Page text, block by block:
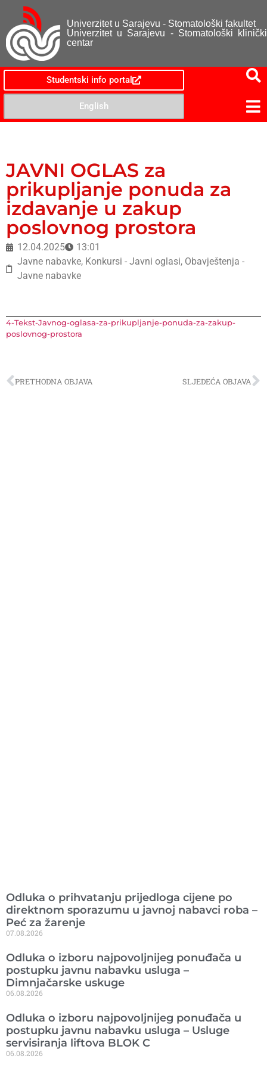
Univerzitet u Sarajevu - Stomatološki fakultet
Univerzitet u Sarajevu - Stomatološki klinički
centar
Studentski info portal
English
JAVNI OGLAS za
prikupljanje ponuda za
izdavanje u zakup
poslovnog prostora
12.04.2025
13:01
Javne nabavke, Konkursi - Javni oglasi, Obavještenja -
Javne nabavke
4-Tekst-Javnog-oglasa-za-prikupljanje-ponuda-za-zakup-
poslovnog-prostora
PRETHODNA OBJAVA SLJEDEĆA OBJAVA
Odluka o prihvatanju prijedloga cijene po
direktnom sporazumu u javnoj nabavci roba –
Peć za žarenje
07.08.2026
Odluka o izboru najpovoljnijeg ponuđača u
postupku javnu nabavku usluga –
Dimnjačarske uskuge
06.08.2026
Odluka o izboru najpovoljnijeg ponuđača u
postupku javnu nabavku usluga – Usluge
servisiranja liftova BLOK C
06.08.2026